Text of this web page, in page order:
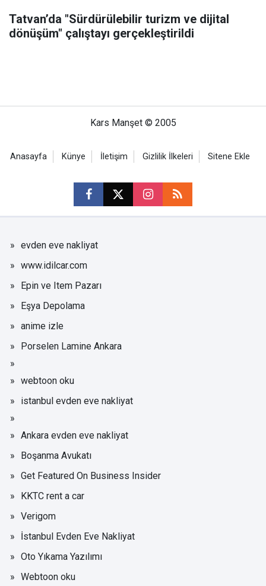
Tatvan’da "Sürdürülebilir turizm ve dijital
dönüşüm" çalıştayı gerçekleştirildi
Kars Manşet © 2005
Anasayfa Künye İletişim Gizlilik İlkeleri Sitene Ekle
evden eve nakliyat
www.idilcar.com
Epin ve Item Pazarı
Eşya Depolama
anime izle
Porselen Lamine Ankara
webtoon oku
istanbul evden eve nakliyat
Ankara evden eve nakliyat
Boşanma Avukatı
Get Featured On Business Insider
KKTC rent a car
Verigom
İstanbul Evden Eve Nakliyat
Oto Yıkama Yazılımı
Webtoon oku